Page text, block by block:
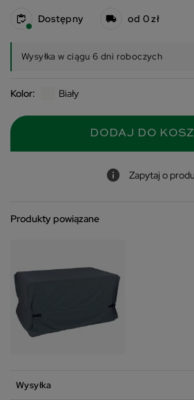
Dostępny od 0 zł
Wysyłka w ciągu 6 dni roboczych
Kolor: Biały
DODAJ DO
Zapytaj o
Produkty powiązane
Wysyłka